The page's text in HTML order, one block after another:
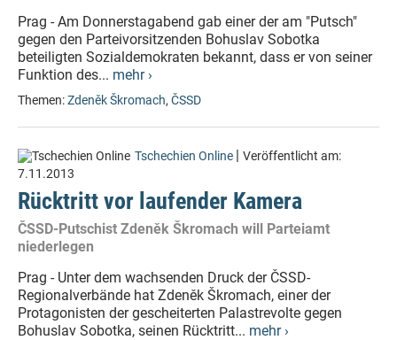
Prag - Am Donnerstagabend gab einer der am "Putsch"
gegen den Parteivorsitzenden Bohuslav Sobotka
beteiligten Sozialdemokraten bekannt, dass er von seiner
Funktion des... mehr ›
Themen:Zdeněk Škromach, ČSSD
Tschechien Online | Veröffentlicht am:
7.11.2013
Rücktritt vor laufender Kamera
ČSSD-Putschist Zdeněk Škromach will Parteiamt
niederlegen
Prag - Unter dem wachsenden Druck der ČSSD-
Regionalverbände hat Zdeněk Škromach, einer der
Protagonisten der gescheiterten Palastrevolte gegen
Bohuslav Sobotka, seinen Rücktritt... mehr ›